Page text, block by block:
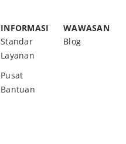
INFORMASI
Standar
Layanan
Pusat
Bantuan
WAWASAN
Blog